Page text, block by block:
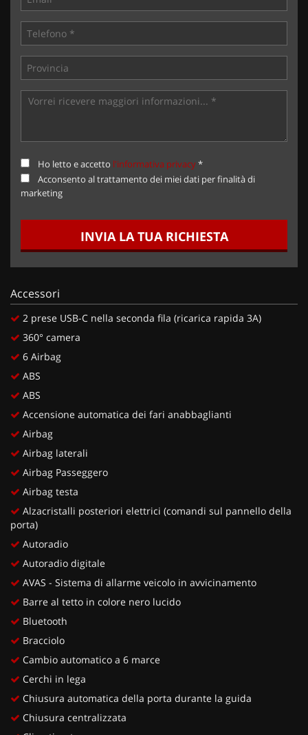
Ho letto e accetto l'informativa privacy*
Acconsento al trattamento dei miei dati per finalità di
marketing
INVIA LA TUA RICHIESTA
Accessori
2 prese USB-C nella seconda fila (ricarica rapida 3A)
360° camera
6 Airbag
ABS
ABS
Accensione automatica dei fari anabbaglianti
Airbag
Airbag laterali
Airbag Passeggero
Airbag testa
Alzacristalli posteriori elettrici (comandi sul pannello della
porta)
Autoradio
Autoradio digitale
AVAS - Sistema di allarme veicolo in avvicinamento
Barre al tetto in colore nero lucido
Bluetooth
Bracciolo
Cambio automatico a 6 marce
Cerchi in lega
Chiusura automatica della porta durante la guida
Chiusura centralizzata